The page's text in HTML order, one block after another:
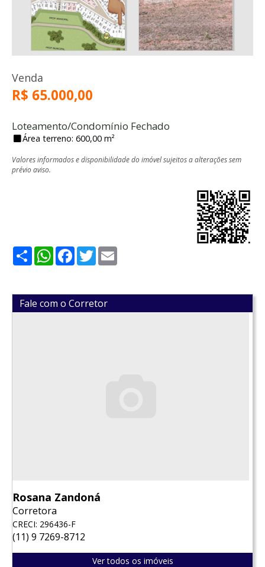
Venda
R$ 65.000,00
Loteamento/Condomínio Fechado
Área terreno: 600,00 m²
Valores informados e disponibilidade do imóvel sujeitos a alterações sem
prévio aviso.
ShareWhatsApp
Facebook
Twitter
Fale com o Corretor
Rosana Zandoná
Corretora
CRECI: 296436-F
(11) 9 7269-8712
Ver todos os imóveis